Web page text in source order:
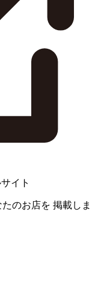
イト
たのお店を 掲載しま